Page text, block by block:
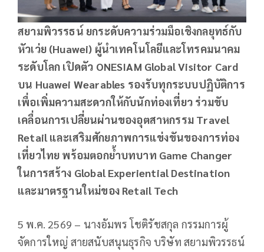
สยามพิวรรธน์ ยกระดับความร่วมมือเชิงกลยุทธ์กับ
หัวเว่ย (Huawei) ผู้นำเทคโนโลยีและโทรคมนาคม
ระดับโลก เปิดตัว ONESIAM Global Visitor Card
บน Huawei Wearables รองรับทุกระบบปฏิบัติการ
เพื่อเพิ่มความสะดวกให้กับนักท่องเที่ยว ร่วมขับ
เคลื่อนการเปลี่ยนผ่านของอุตสาหกรรม Travel
Retail และเสริมศักยภาพการแข่งขันของการท่อง
เที่ยวไทย พร้อมตอกย้ำบทบาท Game Changer
ในการสร้าง Global Experiential Destination
และมาตรฐานใหม่ของ Retail Tech
5 พ.ค. 2569 – นางอัมพร โชติรัชสกุล กรรมการผู้
จัดการใหญ่ สายสนับสนุนธุรกิจ บริษัท สยามพิวรรธน์